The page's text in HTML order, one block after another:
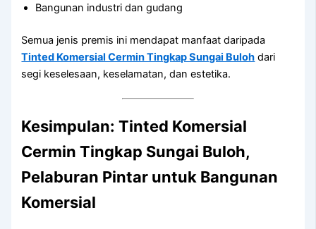
Bangunan industri dan gudang
Semua jenis premis ini mendapat manfaat daripada
Tinted Komersial Cermin Tingkap Sungai Buloh dari
segi keselesaan, keselamatan, dan estetika.
Kesimpulan: Tinted Komersial
Cermin Tingkap Sungai Buloh,
Pelaburan Pintar untuk Bangunan
Komersial